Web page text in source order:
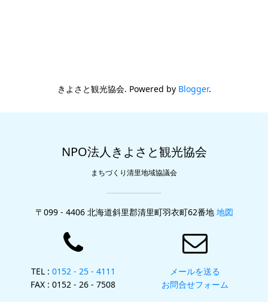
きよさと観光協会. Powered by Blogger.
NPO法人きよさと観光協会
まちづくり清里地域協議会
〒099 - 4406 北海道斜里郡清里町羽衣町62番地 地図
TEL : 0152 - 25 - 4111
FAX : 0152 - 26 - 7508
メールを送る
お問合せフォーム